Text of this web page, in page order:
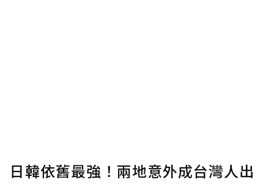
日韓依舊最強！兩地意外成台灣人出